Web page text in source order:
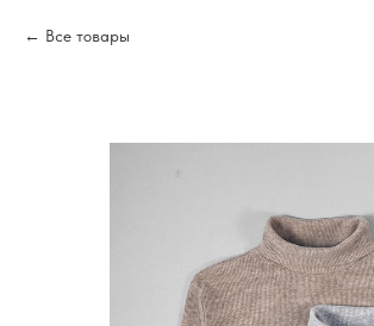
Все товары